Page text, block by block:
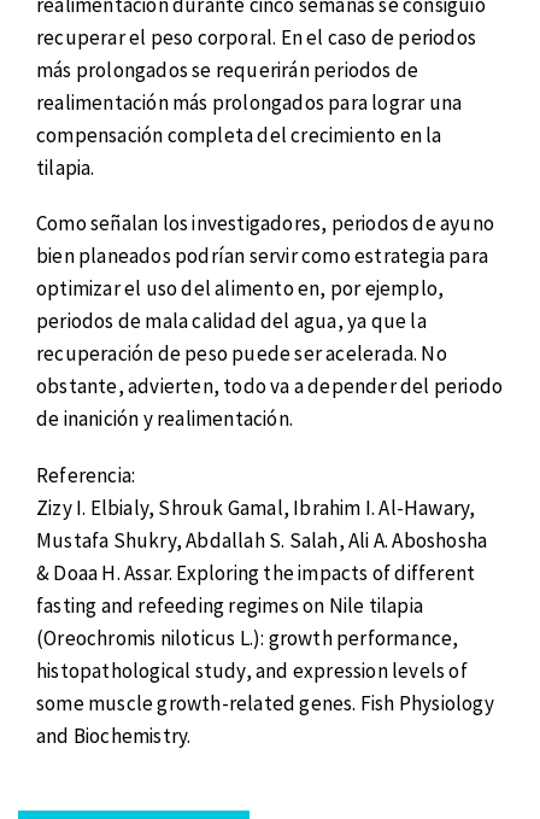
recuperar el peso corporal. En el caso de periodos
más prolongados se requerirán periodos de
realimentación más prolongados para lograr una
compensación completa del crecimiento en la
tilapia.
Como señalan los investigadores, periodos de ayuno
bien planeados podrían servir como estrategia para
optimizar el uso del alimento en, por ejemplo,
periodos de mala calidad del agua, ya que la
recuperación de peso puede ser acelerada. No
obstante, advierten, todo va a depender del periodo
de inanición y realimentación.
Referencia:
Zizy I. Elbialy, Shrouk Gamal, Ibrahim I. Al-Hawary,
Mustafa Shukry, Abdallah S. Salah, Ali A. Aboshosha
& Doaa H. Assar. Exploring the impacts of different
fasting and refeeding regimes on Nile tilapia
(Oreochromis niloticus L.): growth performance,
histopathological study, and expression levels of
some muscle growth-related genes. Fish Physiology
and Biochemistry.